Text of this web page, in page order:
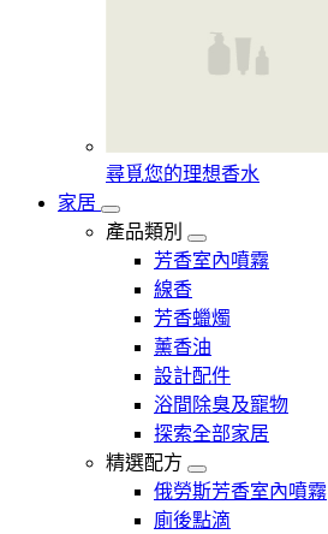
尋覓您的理想香水​
家居
產品類別
芳香室內噴霧
線香
芳香蠟燭
薰香油
設計配件
浴間除臭及寵物
探索全部家居
精選配方
俄勞斯芳香室內噴霧
廁後點滴